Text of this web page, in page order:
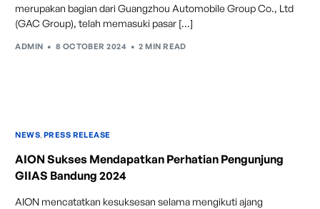
merupakan bagian dari Guangzhou Automobile Group Co., Ltd
(GAC Group), telah memasuki pasar […]
ADMIN 8 OCTOBER 2024 2 MIN READ
NEWS, PRESS RELEASE
AION Sukses Mendapatkan Perhatian Pengunjung
GIIAS Bandung 2024
AION mencatatkan kesuksesan selama mengikuti ajang